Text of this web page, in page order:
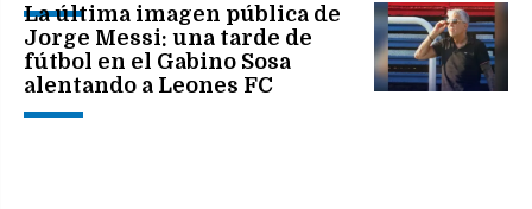
La última imagen pública de
Jorge Messi: una tarde de
fútbol en el Gabino Sosa
alentando a Leones FC